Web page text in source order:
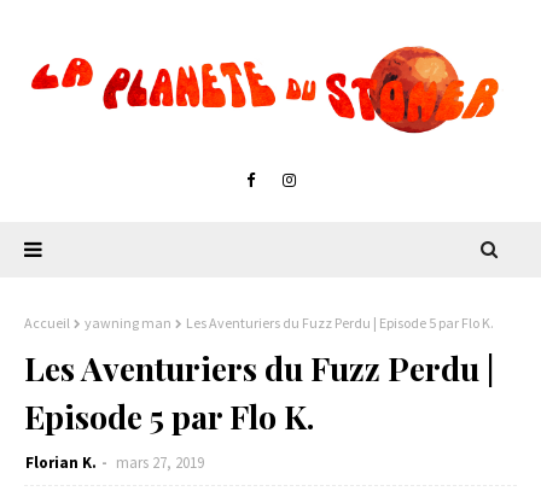
Accueil yawning man Les Aventuriers du Fuzz Perdu | Episode 5 par Flo K.
Les Aventuriers du Fuzz Perdu |
Episode 5 par Flo K.
Florian K. mars 27, 2019